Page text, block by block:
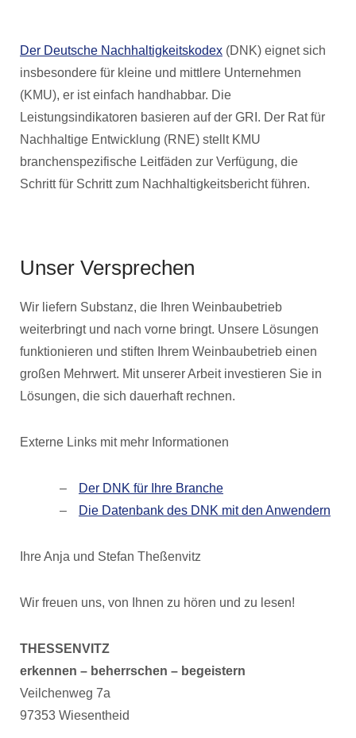
Der Deutsche Nachhaltigkeitskodex (DNK) eignet sich
insbesondere für kleine und mittlere Unternehmen
(KMU), er ist einfach handhabbar. Die
Leistungsindikatoren basieren auf der GRI. Der Rat für
Nachhaltige Entwicklung (RNE) stellt KMU
branchenspezifische Leitfäden zur Verfügung, die
Schritt für Schritt zum Nachhaltigkeitsbericht führen.
Unser Versprechen
Wir liefern Substanz, die Ihren Weinbaubetrieb
weiterbringt und nach vorne bringt. Unsere Lösungen
funktionieren und stiften Ihrem Weinbaubetrieb einen
großen Mehrwert. Mit unserer Arbeit investieren Sie in
Lösungen, die sich dauerhaft rechnen.
Externe Links mit mehr Informationen
Der DNK für Ihre Branche
Die Datenbank des DNK mit den Anwendern
Ihre Anja und Stefan Theßenvitz
Wir freuen uns, von Ihnen zu hören und zu lesen!
THESSENVITZ
erkennen – beherrschen – begeistern
Veilchenweg 7a
97353 Wiesentheid